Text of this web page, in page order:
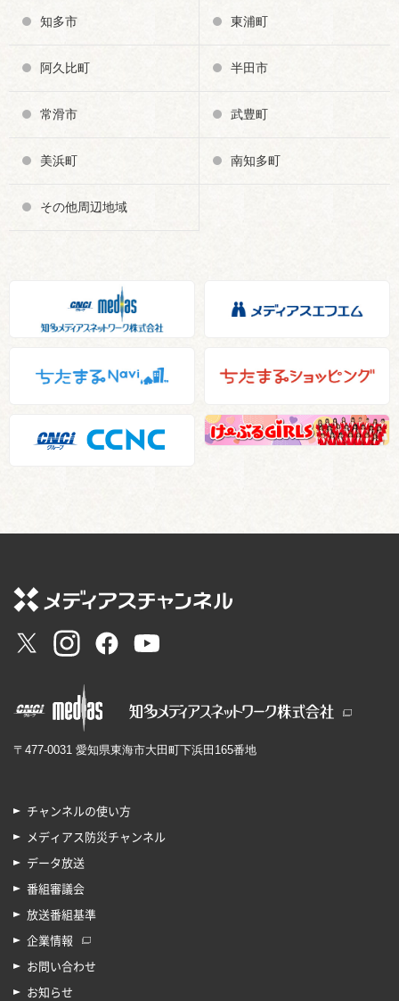
知多市 東浦町
阿久比町 半田市
常滑市 武豊町
美浜町 南知多町
その他周辺地域
〒477-0031 愛知県東海市大田町下浜田165番地
チャンネルの使い方
メディアス防災チャンネル
データ放送
番組審議会
放送番組基準
企業情報
お問い合わせ
お知らせ